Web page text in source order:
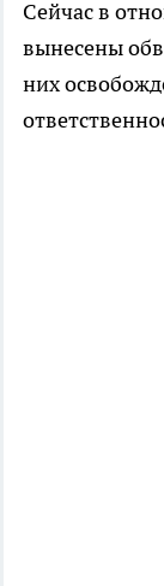
Сейчас в
вынесены
них